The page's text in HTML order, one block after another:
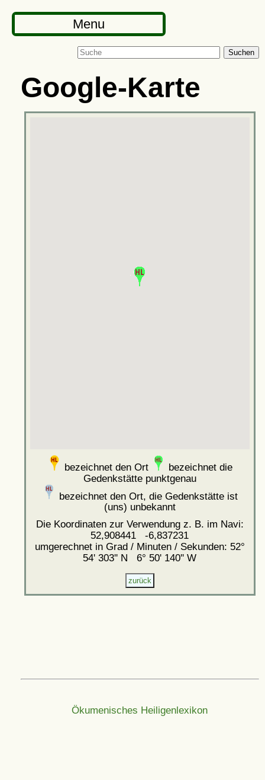
Menu
Suchen
Google-Karte
bezeichnet den Ort
bezeichnet die
Gedenkstätte punktgenau
bezeichnet den Ort, die Gedenkstätte ist
(uns) unbekannt
Die Koordinaten zur Verwendung z. B. im Navi:
52,908441 -6,837231
umgerechnet in Grad / Minuten / Sekunden: 52°
54' 303'' N 6° 50' 140'' W
Ökumenisches Heiligenlexikon